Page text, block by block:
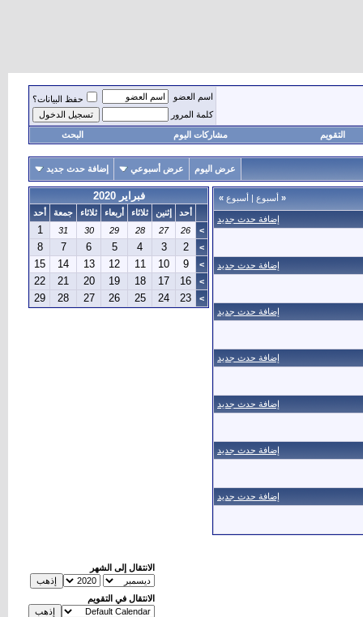
اسم العضو
حفظ البيانات؟
كلمة المرور
التقويم مشاركات اليوم البحث
عرض اليوم عرض أسبوعي إضافة حدث جديد
« أسبوع | أسبوع »
إضافة حدث جديد
إضافة حدث جديد
إضافة حدث جديد
إضافة حدث جديد
إضافة حدث جديد
إضافة حدث جديد
إضافة حدث جديد
فبراير 2020
أحد إثنين ثلاثاء أربعاء ثلاثاء جمعة
أحد
>
26
27
28
29
30
31
1
>
2
3
4
5
6
7
8
>
9
10
11
12
13
14
15
>
16
17
18
19
20
21
22
>
23
24
25
26
27
28
29
الانتقال إلى الشهر
الانتقال في التقويم